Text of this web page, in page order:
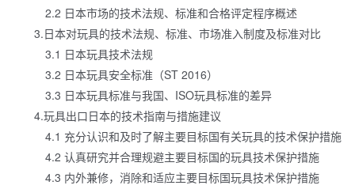
2.2 日本市场的技术法规、标准和合格评定程序概述
3.日本对玩具的技术法规、标准、市场准入制度及标准对比
3.1 日本玩具技术法规
3.2 日本玩具安全标准（ST 2016）
3.3 日本玩具标准与我国、ISO玩具标准的差异
4.玩具出口日本的技术指南与措施建议
4.1 充分认识和及时了解主要目标国有关玩具的技术保护措施
4.2 认真研究并合理规避主要目标国的玩具技术保护措施
4.3 内外兼修，消除和适应主要目标国玩具技术保护措施